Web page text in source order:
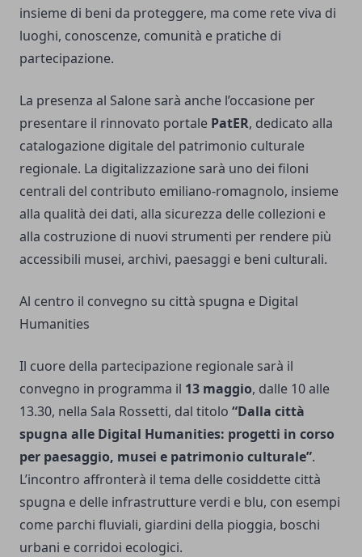
insieme di beni da proteggere, ma come rete viva di
luoghi, conoscenze, comunità e pratiche di
partecipazione.
La presenza al Salone sarà anche l’occasione per
presentare il rinnovato portale PatER, dedicato alla
catalogazione digitale del patrimonio culturale
regionale. La digitalizzazione sarà uno dei filoni
centrali del contributo emiliano-romagnolo, insieme
alla qualità dei dati, alla sicurezza delle collezioni e
alla costruzione di nuovi strumenti per rendere più
accessibili musei, archivi, paesaggi e beni culturali.
Al centro il convegno su città spugna e Digital
Humanities
Il cuore della partecipazione regionale sarà il
convegno in programma il 13 maggio, dalle 10 alle
13.30, nella Sala Rossetti, dal titolo “Dalla città
spugna alle Digital Humanities: progetti in corso
per paesaggio, musei e patrimonio culturale”.
L’incontro affronterà il tema delle cosiddette città
spugna e delle infrastrutture verdi e blu, con esempi
come parchi fluviali, giardini della pioggia, boschi
urbani e corridoi ecologici.